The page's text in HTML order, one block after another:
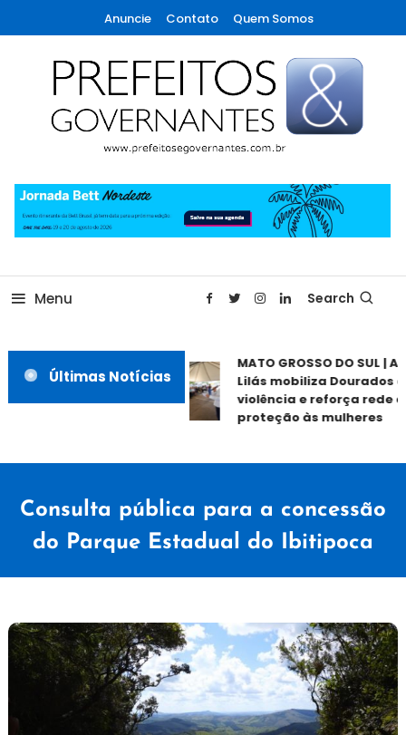
To
Content
Anuncie Contato Quem Somos
Prefeitos & Governantes
Menu Search
Últimas Notícias
MATO GROSSO DO SUL |
Lilás mobiliza Dourados
violência e reforça rede de
proteção às mulheres
Consulta pública para a concessão
do Parque Estadual do Ibitipoca